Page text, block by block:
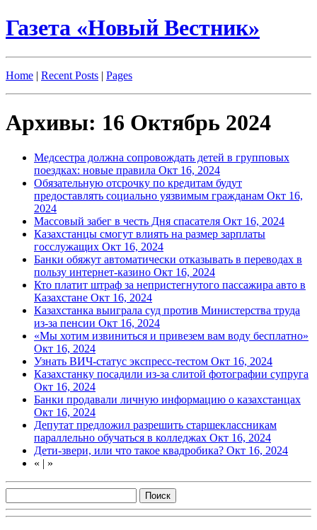
Газета «Новый Вестник»
Home | Recent Posts | Pages
Архивы: 16 Октябрь 2024
Медсестра должна сопровождать детей в групповых
поездках: новые правила Окт 16, 2024
Обязательную отсрочку по кредитам будут
предоставлять социально уязвимым гражданам Окт 16,
2024
Массовый забег в честь Дня спасателя Окт 16, 2024
Казахстанцы смогут влиять на размер зарплаты
госслужащих Окт 16, 2024
Банки обяжут автоматически отказывать в переводах в
пользу интернет-казино Окт 16, 2024
Кто платит штраф за непристегнутого пассажира авто в
Казахстане Окт 16, 2024
Казахстанка выиграла суд против Министерства труда
из-за пенсии Окт 16, 2024
«Мы хотим извиниться и привезем вам воду бесплатно»
Окт 16, 2024
Узнать ВИЧ-статус экспресс-тестом Окт 16, 2024
Казахстанку посадили из-за слитой фотографии супруга
Окт 16, 2024
Банки продавали личную информацию о казахстанцах
Окт 16, 2024
Депутат предложил разрешить старшеклассникам
параллельно обучаться в колледжах Окт 16, 2024
Дети-звери, или что такое квадробика? Окт 16, 2024
« | »